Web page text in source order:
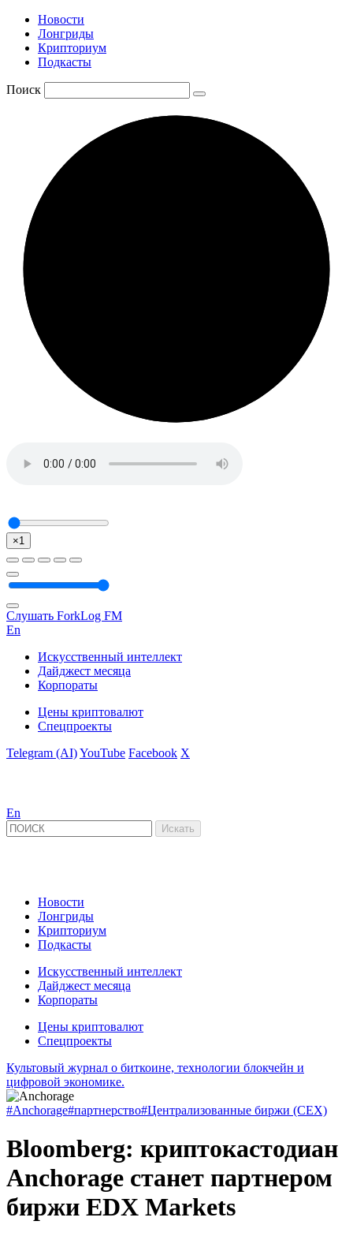
Новости
Лонгриды
Крипториум
Подкасты
Поиск
×1
Слушать ForkLog FM
En
Искусственный интеллект
Дайджест месяца
Корпораты
Цены криптовалют
Спецпроекты
Telegram (AI)YouTube Facebook X
En
Новости
Лонгриды
Крипториум
Подкасты
Искусственный интеллект
Дайджест месяца
Корпораты
Цены криптовалют
Спецпроекты
Культовый журнал о биткоине, технологии блокчейн и
цифровой экономике.
#Anchorage#партнерство#Централизованные биржи (CEX)
Bloomberg: криптокастодиан
Anchorage станет партнером
биржи EDX Markets